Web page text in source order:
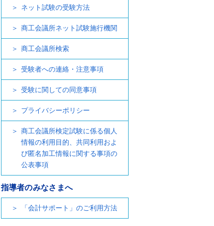
ネット試験の受験方法
商工会議所ネット試験施行機関
商工会議所検索
受験者への連絡・注意事項
受験に関しての同意事項
プライバシーポリシー
商工会議所検定試験に係る個人
情報の利用目的、共同利用およ
び匿名加工情報に関する事項の
公表事項
指導者のみなさまへ
「会計サポート」のご利用方法